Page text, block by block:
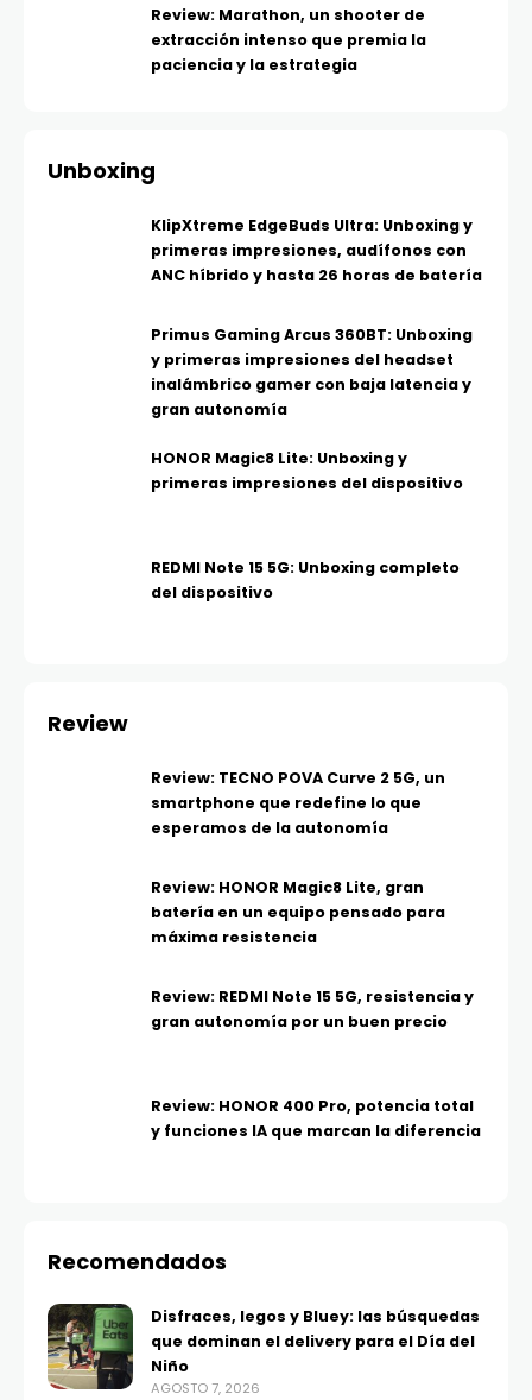
Review: Marathon, un shooter de
extracción intenso que premia la
paciencia y la estrategia
Unboxing
KlipXtreme EdgeBuds Ultra: Unboxing y
primeras impresiones, audífonos con
ANC híbrido y hasta 26 horas de batería
Primus Gaming Arcus 360BT: Unboxing
y primeras impresiones del headset
inalámbrico gamer con baja latencia y
gran autonomía
HONOR Magic8 Lite: Unboxing y
primeras impresiones del dispositivo
REDMI Note 15 5G: Unboxing completo
del dispositivo
Review
Review: TECNO POVA Curve 2 5G, un
smartphone que redefine lo que
esperamos de la autonomía
Review: HONOR Magic8 Lite, gran
batería en un equipo pensado para
máxima resistencia
Review: REDMI Note 15 5G, resistencia y
gran autonomía por un buen precio
Review: HONOR 400 Pro, potencia total
y funciones IA que marcan la diferencia
Recomendados
Disfraces, legos y Bluey: las búsquedas
que dominan el delivery para el Día del
Niño
AGOSTO 7, 2026